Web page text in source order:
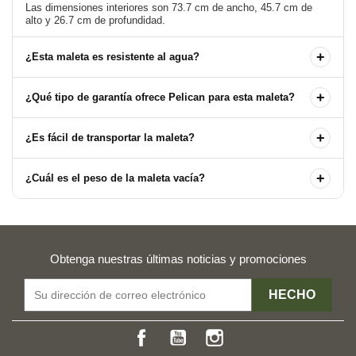
Las dimensiones interiores son 73.7 cm de ancho, 45.7 cm de
¿Esta maleta es resistente al agua? +
¿Qué tipo de garantía ofrece Pelican para esta maleta? +
¿Es fácil de transportar la maleta? +
¿Cuál es el peso de la maleta vacía? +
Obtenga nuestras últimas noticias y promociones
Facebook YouTube